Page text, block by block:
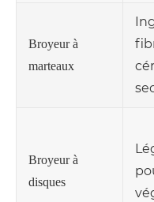
Broyeur à
marteaux
Broyeur à
disques